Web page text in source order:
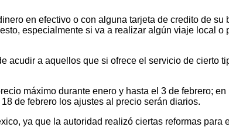
en efectivo o con alguna tarjeta de credito de su
especialmente si va a realizar algún viaje local o
acudir a aquellos que si ofrece el servicio de cierto
máximo durante enero y hasta el 3 de febrero;
de febrero los ajustes al precio serán diarios.
ya que la autoridad realizó ciertas reformas para